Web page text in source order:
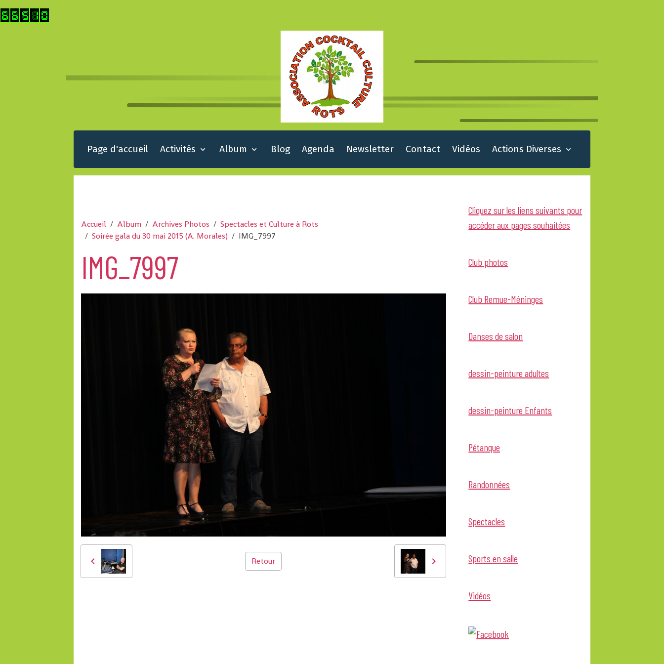
Page d'accueil Activités Album Blog Agenda Newsletter Contact Vidéos Actions Diverses
Accueil Album Archives Photos
Spectacles et Culture à Rots
Soirée gala du 30 mai 2015 (A. Morales)
IMG_7997
IMG_7997
Retour
Cliquez sur les liens suivants pour
accéder aux pages souhaitées
Club photos
Club Remue-Méninges
Danses de salon
dessin-peinture adultes
dessin-peinture Enfants
Pétanque
Randonnées
Spectacles
Sports en salle
Vidéos